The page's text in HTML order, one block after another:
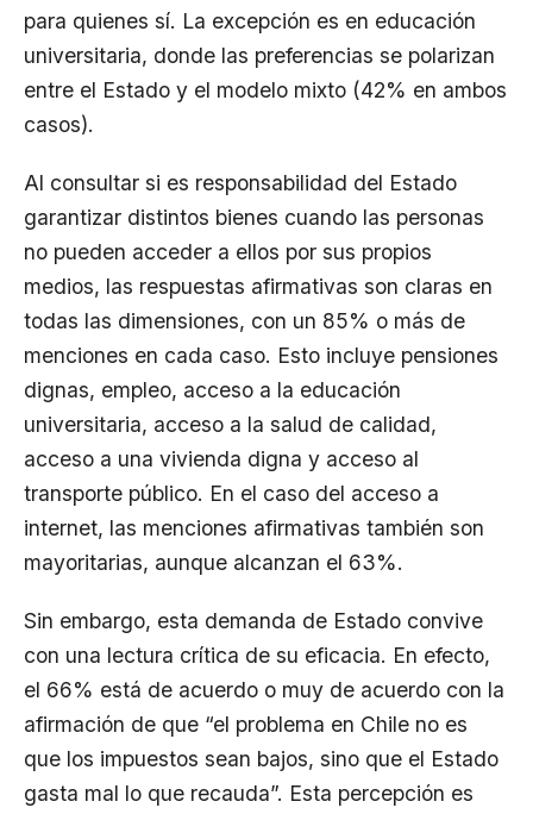
para quienes sí. La excepción es en educación
universitaria, donde las preferencias se polarizan
entre el Estado y el modelo mixto (42% en ambos
casos).
Al consultar si es responsabilidad del Estado
garantizar distintos bienes cuando las personas
no pueden acceder a ellos por sus propios
medios, las respuestas afirmativas son claras en
todas las dimensiones, con un 85% o más de
menciones en cada caso. Esto incluye pensiones
dignas, empleo, acceso a la educación
universitaria, acceso a la salud de calidad,
acceso a una vivienda digna y acceso al
transporte público. En el caso del acceso a
internet, las menciones afirmativas también son
mayoritarias, aunque alcanzan el 63%.
Sin embargo, esta demanda de Estado convive
con una lectura crítica de su eficacia. En efecto,
el 66% está de acuerdo o muy de acuerdo con la
afirmación de que “el problema en Chile no es
que los impuestos sean bajos, sino que el Estado
gasta mal lo que recauda”. Esta percepción es